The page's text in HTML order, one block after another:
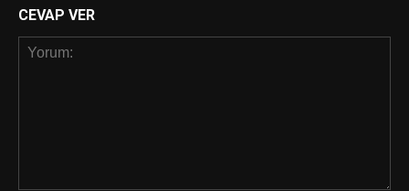
CEVAP VER